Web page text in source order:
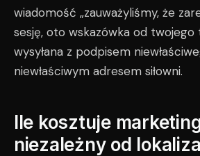
wiadomość „zauważyliśmy, że
sesję, oto wskazówka od twojego
wysyłana z podpisem
niewłaściwym adresem siłowni.
Ile kosztuje
niezależny od